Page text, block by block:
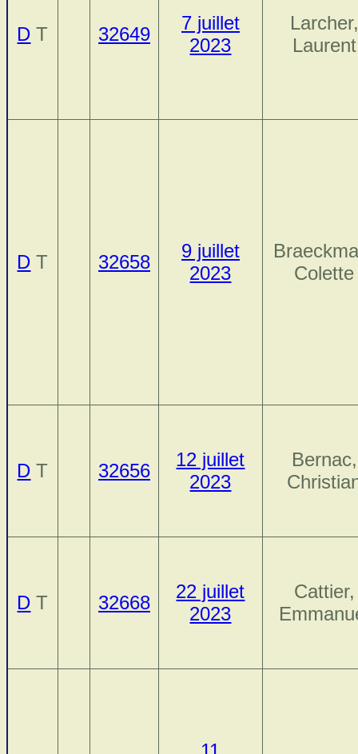
D T 32649
7 juillet
2023
Larcher,
Laurent
D T 32658
9 juillet
2023
Colette
D T 32656
12 juillet
2023
Bernac,
D T 32668
22 juillet
2023
Cattier,